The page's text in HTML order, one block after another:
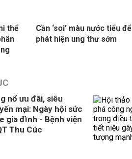
thể
Cần ‘soi’ màu nước tiểu để
phát hiện ung thư sớm
nổ ưu đãi, siêu
mại: Ngày hội sức
gia đình - Bệnh viện
Thu Cúc